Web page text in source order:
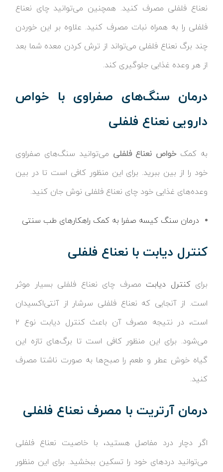
نعناع فلفلی مصرف کنید. همچنین می‌توانید چای نعناع
فلفلی را به همراه نبات مصرف کنید. علاوه بر این خوردن
چند برگ نعناع فلفلی می‌تواند از ترش کردن معده شما بعد
از هر وعده غذایی جلوگیری کند.
درمان سنگ‌های صفراوی با خواص
دارویی نعناع فلفلی
به کمکخواص نعناع فلفلی می‌توانید سنگ‌های صفراوی
خود را از بین ببرید. برای این منظور کافی است تا در بین
وعده‌های غذایی خود چای نعناع فلفلی نوش جان کنید.
درمان سنگ کیسه صفرا به کمک راهکارهای طب سنتی
کنترل دیابت با نعناع فلفلی
برایکنترل دیابت مصرف چای نعناع فلفلی بسیار موثر
است. از آنجایی که نعناع فلفلی سرشار از آنتی‌اکسیدان
است، در نتیجه مصرف آن باعث کنترل دیابت نوع ۲
می‌شود. برای این منظور کافی است تا برگ‌های تازه این
گیاه خوش عطر و طعم را صبح‌ها به صورت ناشتا مصرف
کنید.
درمان آرتریت با مصرف نعناع فلفلی
اگر دچار درد مفاصل هستید، با خاصیت نعناع فلفلی
می‌توانید دردهای خود را تسکین ببخشید. برای این منظور